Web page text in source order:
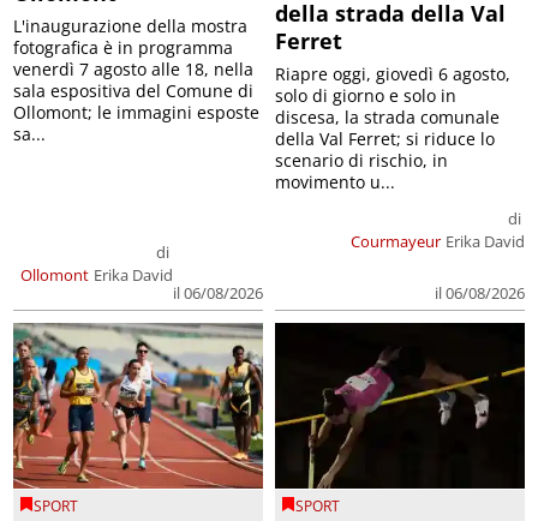
Ollomont
di
Erika David
il 06/08/2026
L'inaugurazione della mostra
fotografica è in programma
venerdì 7 agosto alle 18, nella
sala espositiva del Comune di
Ollomont; le immagini esposte
sa...
della strada della Val
Ferret
Courmayeur
di
Erika David
il 06/08/2026
Riapre oggi, giovedì 6 agosto,
solo di giorno e solo in
discesa, la strada comunale
della Val Ferret; si riduce lo
scenario di rischio, in
movimento u...
SPORT SPORT